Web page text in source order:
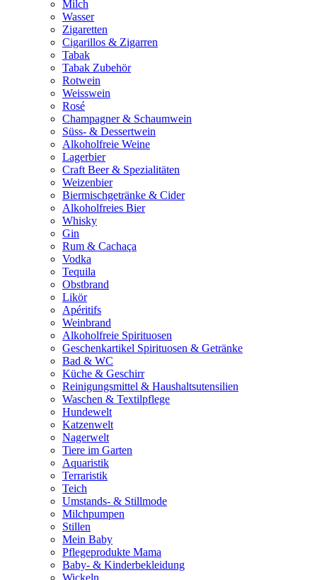
Milch
Wasser
Zigaretten
Cigarillos & Zigarren
Tabak
Tabak Zubehör
Rotwein
Weisswein
Rosé
Champagner & Schaumwein
Süss- & Dessertwein
Alkoholfreie Weine
Lagerbier
Craft Beer & Spezialitäten
Weizenbier
Biermischgetränke & Cider
Alkoholfreies Bier
Whisky
Gin
Rum & Cachaça
Vodka
Tequila
Obstbrand
Likör
Apéritifs
Weinbrand
Alkoholfreie Spirituosen
Geschenkartikel Spirituosen & Getränke
Bad & WC
Küche & Geschirr
Reinigungsmittel & Haushaltsutensilien
Waschen & Textilpflege
Hundewelt
Katzenwelt
Nagerwelt
Tiere im Garten
Aquaristik
Terraristik
Teich
Umstands- & Stillmode
Milchpumpen
Stillen
Mein Baby
Pflegeprodukte Mama
Baby- & Kinderbekleidung
Wickeln